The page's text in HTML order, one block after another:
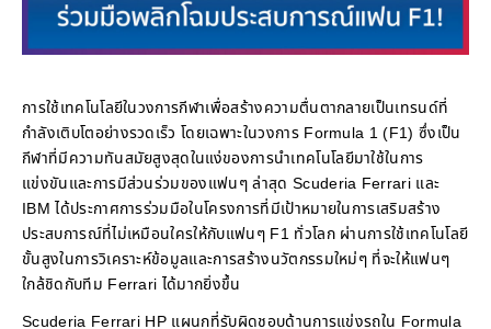
การใช้เทคโนโลยีในวงการกีฬาเพื่อสร้างความตื่นตากลายเป็นเทรนด์ที่
กำลังเติบโตอย่างรวดเร็ว โดยเฉพาะในวงการ Formula 1 (F1) ซึ่งเป็น
กีฬาที่มีความทันสมัยสูงสุดในแง่ของการนำเทคโนโลยีมาใช้ในการ
แข่งขันและการมีส่วนร่วมของแฟนๆ ล่าสุด Scuderia Ferrari และ
IBM ได้ประกาศการร่วมมือในโครงการที่มีเป้าหมายในการเสริมสร้าง
ประสบการณ์ที่ไม่เหมือนใครให้กับแฟนๆ F1 ทั่วโลก ผ่านการใช้เทคโนโลยี
ขั้นสูงในการวิเคราะห์ข้อมูลและการสร้างนวัตกรรมใหม่ๆ ที่จะให้แฟนๆ
ใกล้ชิดกับทีม Ferrari ได้มากยิ่งขึ้น
Scuderia Ferrari HP แผนกที่รับผิดชอบด้านการแข่งรถใน Formula